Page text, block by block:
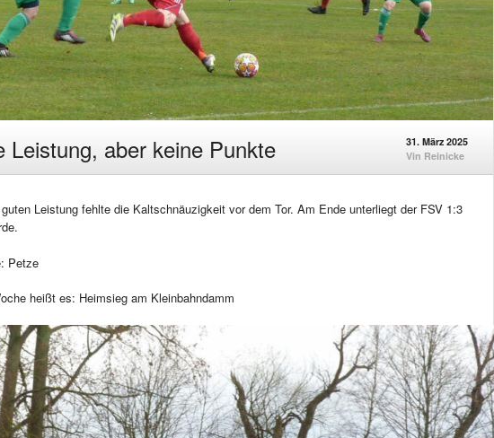
Leistung, aber keine Punkte
31. März 2025
Vin Reinicke
Leistung fehlte die Kaltschnäuzigkeit vor dem Tor. Am Ende unterliegt der FSV 1:3
Petze
heißt es: Heimsieg am Kleinbahndamm